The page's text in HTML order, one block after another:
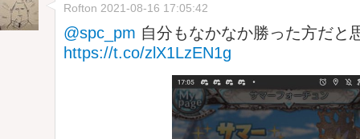
Rofton 2021-08-16 17:05:42
@spc_pm 自分もなかなか勝った方だと
https://t.co/zlX1LzEN1g